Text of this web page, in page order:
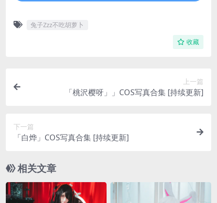
兔子Zzz不吃胡萝卜
收藏
上一篇
「桃沢樱呀」」COS写真合集 [持续更新]
下一篇
「白烨」COS写真合集 [持续更新]
相关文章